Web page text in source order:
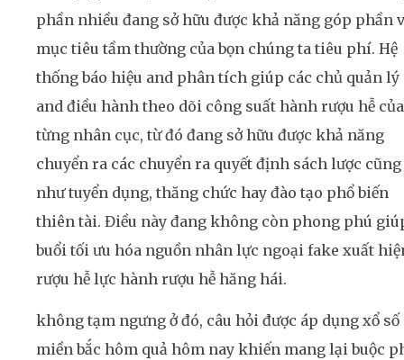
phần nhiều đang sở hữu được khả năng góp phần
mục tiêu tầm thường của bọn chúng ta tiêu phí. Hệ
thống báo hiệu and phân tích giúp các chủ quản lý
and điều hành theo dõi công suất hành rượu hễ của
từng nhân cục, từ đó đang sở hữu được khả năng
chuyển ra các chuyển ra quyết định sách lược cũng
như tuyển dụng, thăng chức hay đào tạo phổ biến
thiên tài. Điều này đang không còn phong phú
buổi tối ưu hóa nguồn nhân lực ngoại fake xuất
rượu hễ lực hành rượu hễ hăng hái.
không tạm ngưng ở đó, câu hỏi được áp dụng xổ số
miền bắc hôm quả hôm nay khiến mang lại buộc